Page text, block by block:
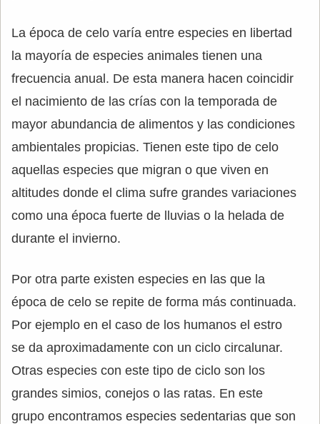
La época de celo varía entre especies en libertad
la mayoría de especies animales tienen una
frecuencia anual. De esta manera hacen coincidir
el nacimiento de las crías con la temporada de
mayor abundancia de alimentos y las condiciones
ambientales propicias. Tienen este tipo de celo
aquellas especies que migran o que viven en
altitudes donde el clima sufre grandes variaciones
como una época fuerte de lluvias o la helada de
durante el invierno.
Por otra parte existen especies en las que la
época de celo se repite de forma más continuada.
Por ejemplo en el caso de los humanos el estro
se da aproximadamente con un ciclo circalunar.
Otras especies con este tipo de ciclo son los
grandes simios, conejos o las ratas. En este
grupo encontramos especies sedentarias que son